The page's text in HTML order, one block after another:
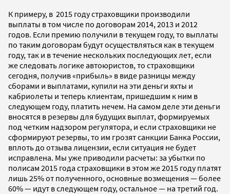
К примеру, в 2015 году страховщики производили
выплаты в том числе по договорам 2014, 2013 и 2012
годов. Если премию получили в текущем году, то выплаты
по таким договорам будут осуществляться как в текущем
году, так и в течение нескольких последующих лет, если
же следовать логике автоюристов, то страховщики
сегодня, получив «прибыль» в виде разницы между
сборами и выплатами, купили на эти деньги яхты и
кабриолеты и теперь клиентам, пришедшим к ним в
следующем году, платить нечем. На самом деле эти деньги
вносятся в резервы для будущих выплат, формируемых
под четким надзором регулятора, и если страховщики не
сформируют резервы, то им грозят санкции Банка России,
вплоть до отзыва лицензии, если ситуация не будет
исправлена. Мы уже приводили расчеты: за убытки по
полисам 2015 года страховщики в этом же 2015 году платят
лишь 25% от полученного, основные возмещения — более
60% — идут в следующем году, остальное — на третий год.